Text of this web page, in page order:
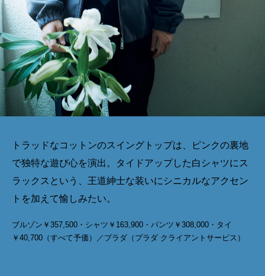
トラッドなコットンのスイングトップは、ピンクの裏地
で独特な遊び心を演出。タイドアップした白シャツにス
ラックスという、王道紳士な装いにシニカルなアクセン
トを加えて愉しみたい。
ブルゾン￥357,500・シャツ￥163,900・パンツ￥308,000・タイ
￥40,700（すべて予価）／プラダ（プラダ クライアントサービス）